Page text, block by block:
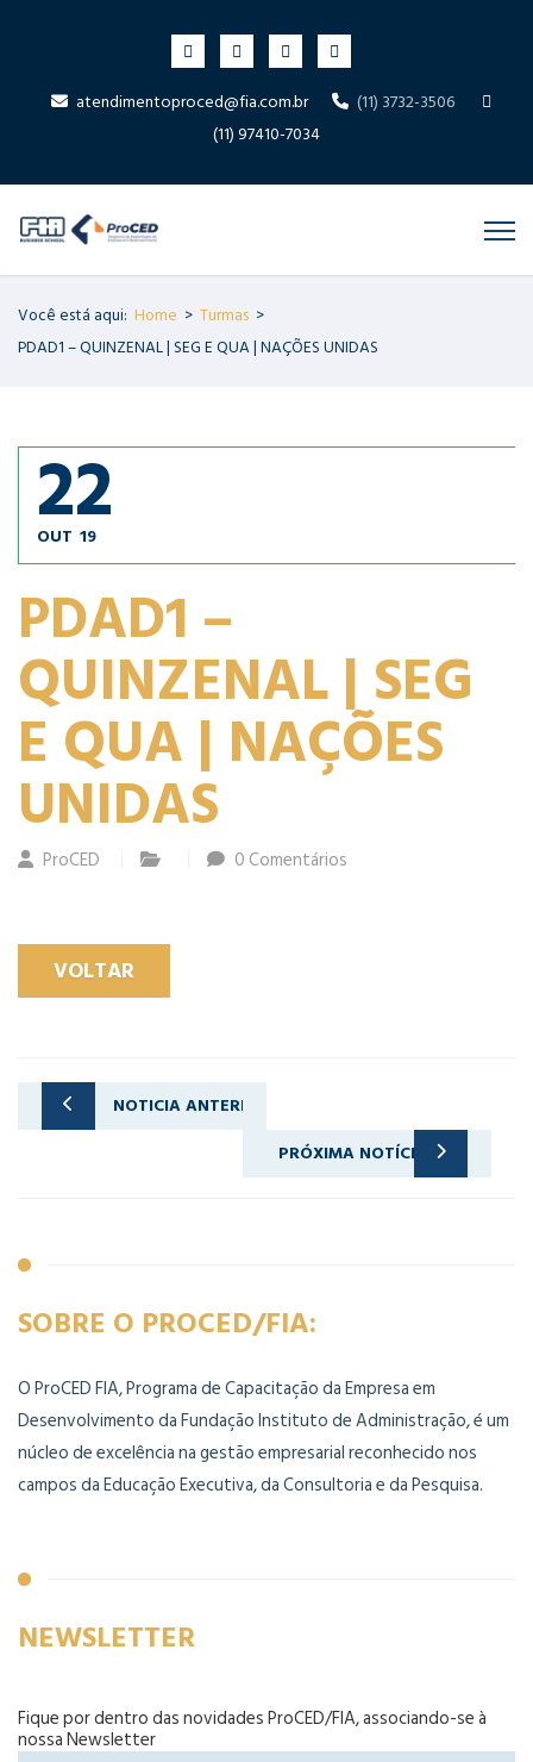
atendimentoproced@fia.com.br
(11) 3732-3506
(11) 97410-7034
Você está aqui: Home > Turmas >
PDAD1 – QUINZENAL | SEG E QUA | NAÇÕES UNIDAS
22
OUT 19
PDAD1 –
QUINZENAL | SEG
E QUA | NAÇÕES
UNIDAS
ProCED 0 Comentários
VOLTAR
NOTICIA ANTERIOR
PRÓXIMA NOTÍCIA
SOBRE O PROCED/FIA:
O ProCED FIA, Programa de Capacitação da Empresa em
Desenvolvimento da Fundação Instituto de Administração, é um
núcleo de excelência na gestão empresarial reconhecido nos
campos da Educação Executiva, da Consultoria e da Pesquisa.
NEWSLETTER
Fique por dentro das novidades ProCED/FIA, associando-se à
nossa Newsletter